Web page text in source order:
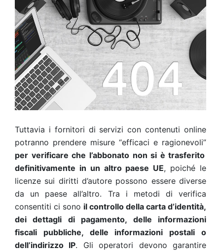
Tuttavia i fornitori di servizi con contenuti online
potranno prendere misure “efficaci e ragionevoli”
per verificare che l’abbonato non si è trasferito
definitivamente in un altro paese UE, poiché le
licenze sui diritti d’autore possono essere diverse
da un paese all’altro. Tra i metodi di verifica
consentiti ci sono il controllo della carta d’identità,
dei dettagli di pagamento, delle informazioni
fiscali pubbliche, delle informazioni postali o
dell’indirizzo IP. Gli operatori devono garantire